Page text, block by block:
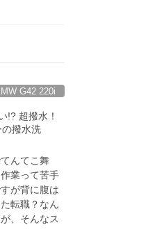
G42 220i
!? 超撥水！
撥水洗
んてこ舞
業って苦手
が背に腹は
転職？なん
、そんなス